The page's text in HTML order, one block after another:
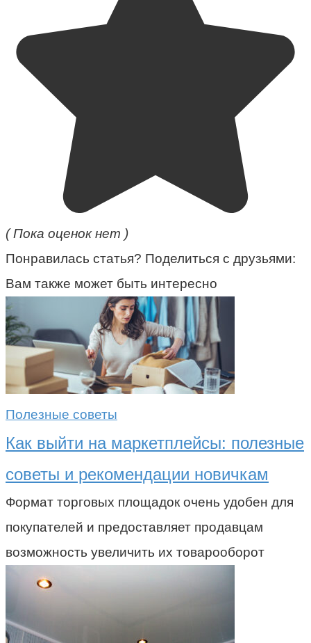
( Пока оценок нет )
Понравилась статья? Поделиться с друзьями:
Вам также может быть интересно
Полезные советы
Как выйти на маркетплейсы: полезные
советы и рекомендации новичкам
Формат торговых площадок очень удобен для
покупателей и предоставляет продавцам
возможность увеличить их товарооборот